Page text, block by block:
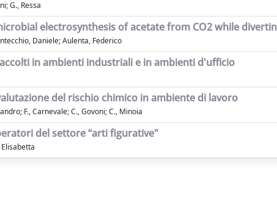
G., Ressa
electrosynthesis of acetate from CO2 while
Daniele; Aulenta, Federico
in ambienti industriali e in ambienti d'ufficio
del rischio chimico in ambiente di lavoro
F., Carnevale; C., Govoni; C., Minoia
del settore “arti figurative"